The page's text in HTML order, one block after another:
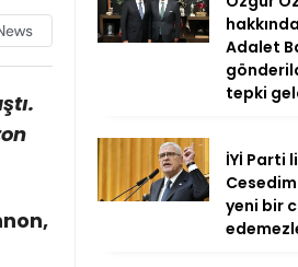
Adalet
tepki
İYİ Parti
yeni bir